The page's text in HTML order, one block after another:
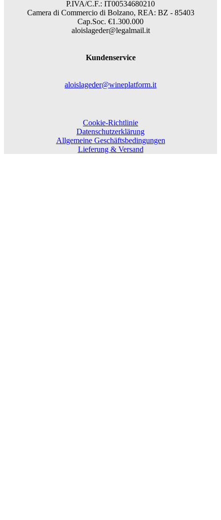
P.IVA/C.F.: IT00534680210
Camera di Commercio di Bolzano, REA: BZ - 85403
Cap.Soc. €1.300.000
aloislageder@legalmail.it
Kundenservice
aloislageder@wineplatform.it
Cookie-Richtlinie
Datenschutzerklärung
Allgemeine Geschäftsbedingungen
Lieferung & Versand